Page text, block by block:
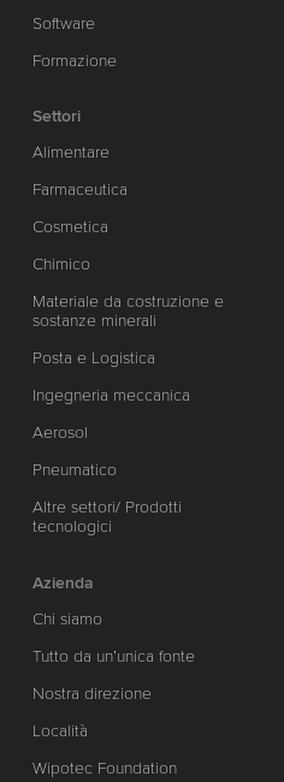
Software
Formazione
Settori
Alimentare
Farmaceutica
Cosmetica
Chimico
Materiale da costruzione e
sostanze minerali
Posta e Logistica
Ingegneria meccanica
Aerosol
Pneumatico
Altre settori/ Prodotti
tecnologici
Azienda
Chi siamo
Tutto da un’unica fonte
Nostra direzione
Località
Wipotec Foundation